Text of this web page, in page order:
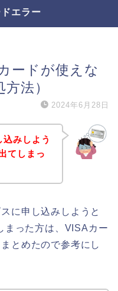
エラー
ードが使えな
法）
2024年6月28日
みしよう
てしまっ
に申し込みしようと
まった方は、VISAカー
とめたので参考にし